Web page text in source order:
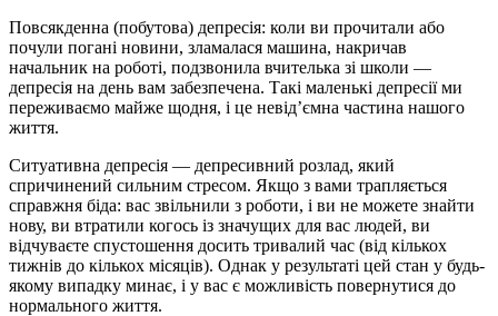
Повсякденна (побутова) депресія: коли ви прочитали або
почули погані новини, зламалася машина, накричав
начальник на роботі, подзвонила вчителька зі школи —
депресія на день вам забезпечена. Такі маленькі депресії ми
переживаємо майже щодня, і це невід’ємна частина нашого
життя.
Ситуативна депресія — депресивний розлад, який
спричинений сильним стресом. Якщо з вами трапляється
справжня біда: вас звільнили з роботи, і ви не можете знайти
нову, ви втратили когось із значущих для вас людей, ви
відчуваєте спустошення досить тривалий час (від кількох
тижнів до кількох місяців). Однак у результаті цей стан у будь-
якому випадку минає, і у вас є можливість повернутися до
нормального життя.